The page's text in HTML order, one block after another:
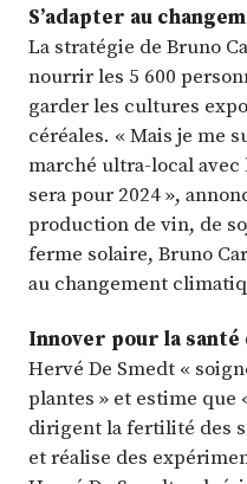
S’adapter au
La stratégie de Bruno
nourrir les 5 600
garder les cultures
céréales. « Mais je me
marché ultra-local
sera pour 2024 »,
production de vin, de
ferme solaire, Bruno
au changement
Innover pour la santé
Hervé De Smedt «
plantes » et estime que
dirigent la fertilité des
et réalise des